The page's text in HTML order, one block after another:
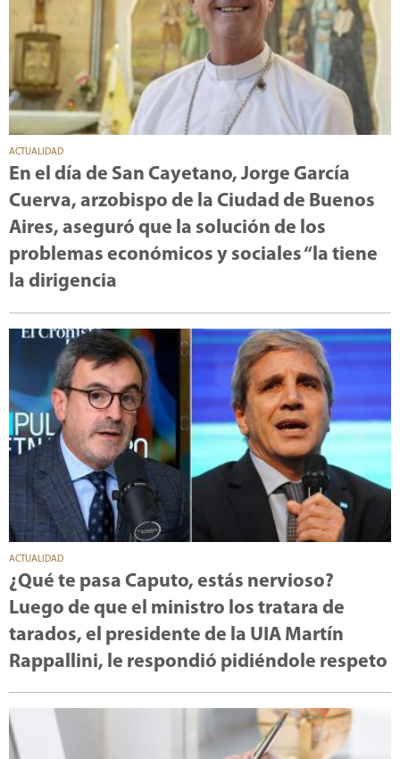
ACTUALIDAD
En el día de San Cayetano, Jorge García
Cuerva, arzobispo de la Ciudad de Buenos
Aires, aseguró que la solución de los
problemas económicos y sociales “la tiene
la dirigencia
ACTUALIDAD
¿Qué te pasa Caputo, estás nervioso?
Luego de que el ministro los tratara de
tarados, el presidente de la UIA Martín
Rappallini, le respondió pidiéndole respeto